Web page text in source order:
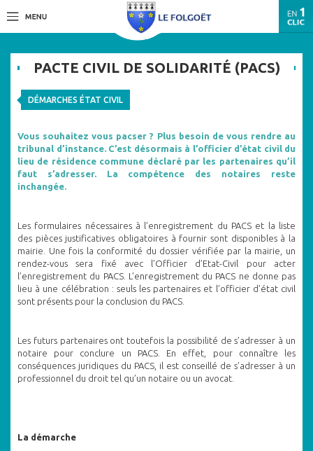
PACTE CIVIL DE SOLIDARITÉ (PACS)
DÉMARCHES ÉTAT CIVIL
Vous souhaitez vous pacser ? Plus besoin de vous rendre au
tribunal d’instance. C’est désormais à l’officier d’état civil du
lieu de résidence commune déclaré par les partenaires qu’il
faut s’adresser. La compétence des notaires reste
inchangée.
Les formulaires nécessaires à l’enregistrement du PACS et la liste
des pièces justificatives obligatoires à fournir sont disponibles à la
mairie. Une fois la conformité du dossier vérifiée par la mairie, un
rendez-vous sera fixé avec l’Officier d’Etat-Civil pour acter
l’enregistrement du PACS. L’enregistrement du PACS ne donne pas
lieu à une célébration : seuls les partenaires et l’officier d’état civil
sont présents pour la conclusion du PACS.
Les futurs partenaires ont toutefois la possibilité de s’adresser à un
notaire pour conclure un PACS. En effet, pour connaître les
conséquences juridiques du PACS, il est conseillé de s’adresser à un
professionnel du droit tel qu’un notaire ou un avocat.
La démarche